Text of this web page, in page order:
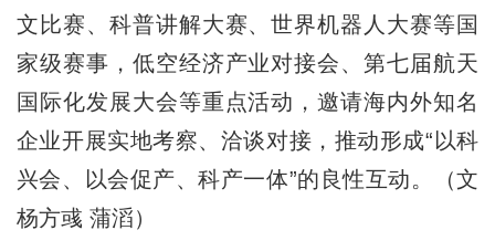
文比赛、科普讲解大赛、世界机器人大赛等国
家级赛事，低空经济产业对接会、第七届航天
国际化发展大会等重点活动，邀请海内外知名
企业开展实地考察、洽谈对接，推动形成“以科
兴会、以会促产、科产一体”的良性互动。（文
杨方彧 蒲滔）